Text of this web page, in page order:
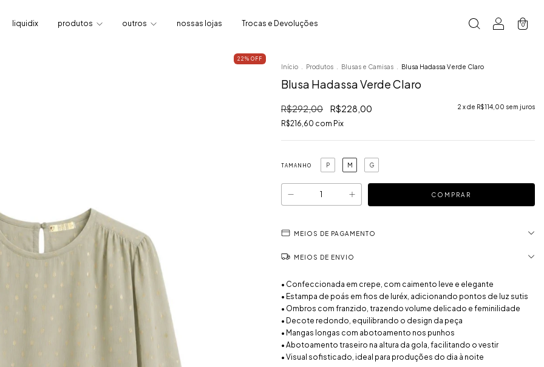
liquidix produtos outros nossas lojas Trocas e Devoluções 0
22 % OFF
Início Produtos Blusas e Camisas Blusa Hadassa Verde Claro
Blusa Hadassa Verde Claro
R$292,00 R$228,00 2 x de R$114,00 sem juros
R$216,60 com Pix
TAMANHO P M G
MEIOS DE PAGAMENTO
MEIOS DE ENVIO
• Confeccionada em crepe, com caimento leve e elegante
• Estampa de poás em fios de luréx, adicionando pontos de luz sutis
• Ombros com franzido, trazendo volume delicado e feminilidade
• Decote redondo, equilibrando o design da peça
• Mangas longas com abotoamento nos punhos
• Abotoamento traseiro na altura da gola, facilitando o vestir
• Visual sofisticado, ideal para produções do dia à noite